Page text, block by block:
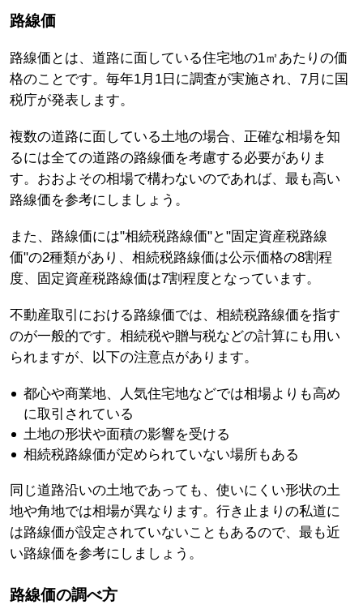
路線価
路線価とは、道路に面している住宅地の1㎡あたりの価
格のことです。毎年1月1日に調査が実施され、7月に国
税庁が発表します。
複数の道路に面している土地の場合、正確な相場を知
るには全ての道路の路線価を考慮する必要がありま
す。おおよその相場で構わないのであれば、最も高い
路線価を参考にしましょう。
また、路線価には"相続税路線価"と"固定資産税路線
価"の2種類があり、相続税路線価は公示価格の8割程
度、固定資産税路線価は7割程度となっています。
不動産取引における路線価では、相続税路線価を指す
のが一般的です。相続税や贈与税などの計算にも用い
られますが、以下の注意点があります。
都心や商業地、人気住宅地などでは相場よりも高め
に取引されている
土地の形状や面積の影響を受ける
相続税路線価が定められていない場所もある
同じ道路沿いの土地であっても、使いにくい形状の土
地や角地では相場が異なります。行き止まりの私道に
は路線価が設定されていないこともあるので、最も近
い路線価を参考にしましょう。
路線価の調べ方